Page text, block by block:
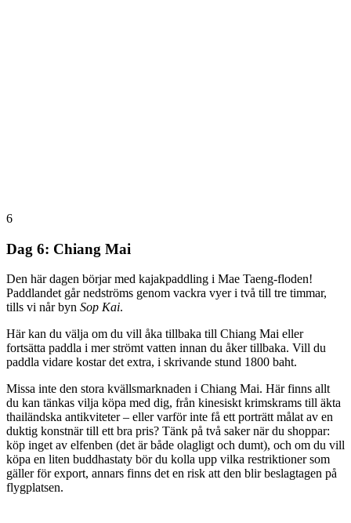
6
Dag 6: Chiang Mai
Den här dagen börjar med kajakpaddling i Mae Taeng-floden!
Paddlandet går nedströms genom vackra vyer i två till tre timmar,
tills vi når byn Sop Kai.
Här kan du välja om du vill åka tillbaka till Chiang Mai eller
fortsätta paddla i mer strömt vatten innan du åker tillbaka. Vill du
paddla vidare kostar det extra, i skrivande stund 1800 baht.
Missa inte den stora kvällsmarknaden i Chiang Mai. Här finns allt
du kan tänkas vilja köpa med dig, från kinesiskt krimskrams till äkta
thailändska antikviteter – eller varför inte få ett porträtt målat av en
duktig konstnär till ett bra pris? Tänk på två saker när du shoppar:
köp inget av elfenben (det är både olagligt och dumt), och om du vill
köpa en liten buddhastaty bör du kolla upp vilka restriktioner som
gäller för export, annars finns det en risk att den blir beslagtagen på
flygplatsen.